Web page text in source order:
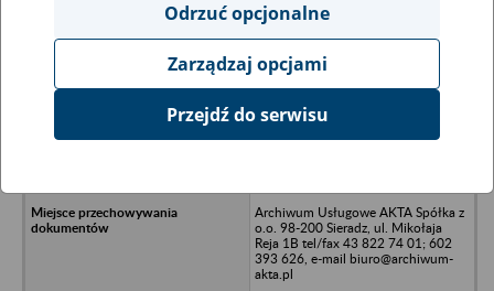
Ukryj wszystkie pozycje bazy
BSI Polska Invest Spółka z o.o. w
Archiwum Usługowe AKTA Spółka z
o.o. 98-200 Sieradz, ul. Mikołaja
Reja 1B tel/fax 43 822 74 01; 602
393 626, e-mail biuro@archiwum-
akta.pl
Odrzuć opcjonalne
Zarządzaj opcjami
Przejdź do serwisu